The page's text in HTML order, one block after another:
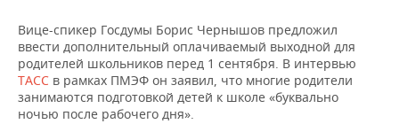
ОТКРЫТАЯ ЛЕКЦИЯ
БАСКЕТБОЛ
ВОЛЕЙБОЛ
ИНФРАСТРУКТУРА
ИСТОРИЯ
СПРАВОЧНИК
СПИСОК ПЕРСОН
ПОЛНАЯ ВЕРСИЯ
Вице-спикер Госдумы Борис Чернышов предложил
ввести дополнительный оплачиваемый выходной для
родителей школьников перед 1 сентября. В интервью
ТАСС в рамках ПМЭФ он заявил, что многие родители
занимаются подготовкой детей к школе «буквально
ночью после рабочего дня».